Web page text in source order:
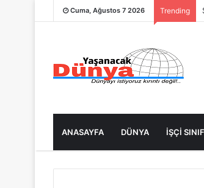
Cuma, Ağustos 7 2026 Trending
ANASAYFA DÜNYA İŞÇİ